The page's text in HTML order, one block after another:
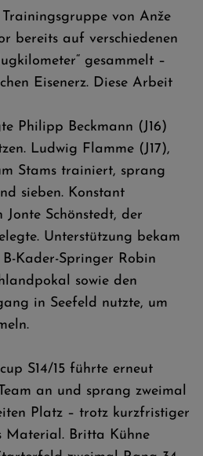
von Anže
bereits auf verschiedenen
gesammelt –
Eisenerz. Diese Arbeit
Philipp Beckmann (J16)
Ludwig Flamme (J17),
Stams trainiert, sprang
sieben. Konstant
Schönstedt, der
Unterstützung bekam
Kader-Springer Robin
sowie den
in Seefeld nutzte, um
S14/15 führte erneut
an und sprang zweimal
Platz – trotz kurzfristiger
Material. Britta Kühne